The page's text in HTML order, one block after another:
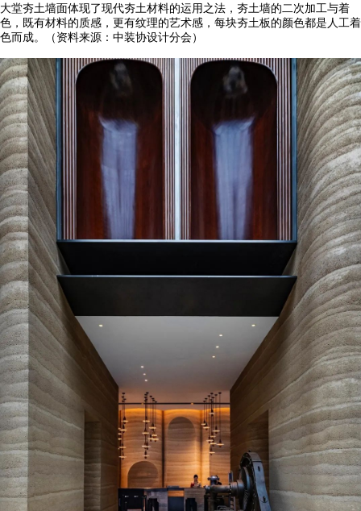
大堂夯土墙面体现了现代夯土材料的运用之法，夯土墙的二次加工与着
色，既有材料的质感，更有纹理的艺术感，每块夯土板的颜色都是人工着
色而成。（资料来源：中装协设计分会）